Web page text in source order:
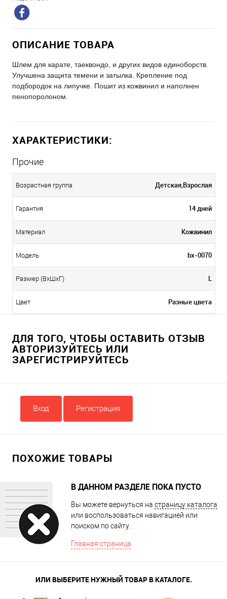
ОПИСАНИЕ ТОВАРА
Шлем для карате, таеквондо, и других видов единоборств.
Улучшена защита темени и затылка. Крепление под
подбородок на липучке. Пошит из кожвинил и наполнен
пенопоролоном.
ХАРАКТЕРИСТИКИ:
Прочие
Возрастная группа Детская,Взрослая
Гарантия 14 дней
Материал Кожвинил
Модель bx-0070
Размер (ВхШхГ) L
Цвет Разные цвета
ДЛЯ ТОГО, ЧТОБЫ ОСТАВИТЬ ОТЗЫВ
АВТОРИЗУЙТЕСЬ ИЛИ
ЗАРЕГИСТРИРУЙТЕСЬ
Вход Регистрация
ПОХОЖИЕ ТОВАРЫ
В ДАННОМ РАЗДЕЛЕ ПОКА ПУСТО
Вы можете вернуться на страницу каталога
или воспользоваться навигацией или
поиском по сайту.
Главная страница
ИЛИ ВЫБЕРИТЕ НУЖНЫЙ ТОВАР В КАТАЛОГЕ.